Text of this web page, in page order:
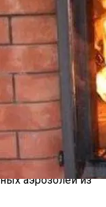
клещей
отдыха на
защиты от этих
которого
которое,
аэрозолей из